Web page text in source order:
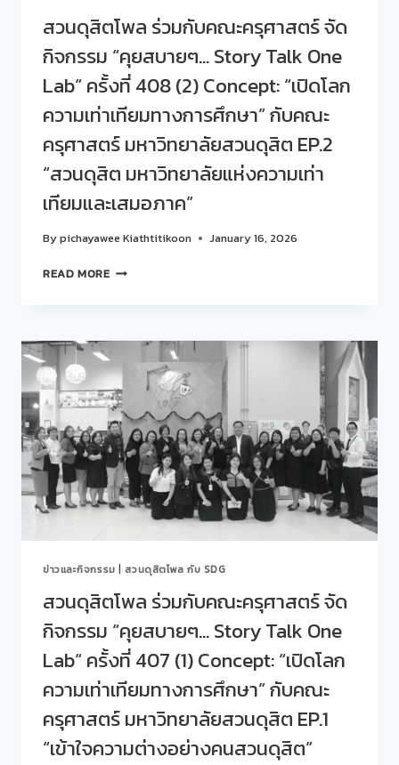
409
(3)
CONCEPT:
“เปิด
โลก
ความ
เท่า
เทียม
ทางการ
ศึกษา”
คณะ
EP.3
พัฒนา
ของ
ลูก
ศิษย์
ที่
มี
ความ
แตก
ต่าง
ระหว่าง
สวนดุสิตโพล ร่วมกับคณะครุศาสตร์ จัด
กิจกรรม “คุยสบายๆ… Story Talk One
Lab“ ครั้งที่ 408 (2) Concept: “เปิดโลก
ความเท่าเทียมทางการศึกษา” กับคณะ
ครุศาสตร์ มหาวิทยาลัยสวนดุสิต EP.2
“สวนดุสิต มหาวิทยาลัยแห่งความเท่า
เทียมและเสมอภาค”
Bypichayawee Kiathtitikoon January 16, 2026
READ MOREสวน
ร่วม
กับ
คณะ
ครุศาสตร์
จัด
กิจกรรม
“คุย
สบายๆ…
STORY
TALK
ที่
408
(2)
CONCEPT:
“เปิด
โลก
ความ
เท่า
เทียม
ทางการ
ศึกษา”
ข่าวและกิจกรรม สวนดุสิตโพล กับ SDG
สวนดุสิตโพล ร่วมกับคณะครุศาสตร์ จัด
กิจกรรม “คุยสบายๆ… Story Talk One
Lab“ ครั้งที่ 407 (1) Concept: “เปิดโลก
ความเท่าเทียมทางการศึกษา” กับคณะ
ครุศาสตร์ มหาวิทยาลัยสวนดุสิต EP.1
“เข้าใจความต่างอย่างคนสวนดุสิต”